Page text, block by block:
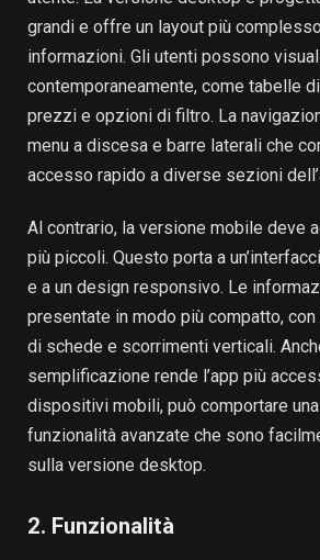
grandi e offre un layout più
informazioni. Gli utenti possono
contemporaneamente, come tabelle
prezzi e opzioni di filtro. La
menu a discesa e barre laterali che
accesso rapido a diverse sezioni
Al contrario, la versione mobile deve
più piccoli. Questo porta a
e a un design responsivo. Le
presentate in modo più compatto,
di schede e scorrimenti verticali.
semplificazione rende l’app più
dispositivi mobili, può comportare
funzionalità avanzate che sono
sulla versione desktop.
2. Funzionalità